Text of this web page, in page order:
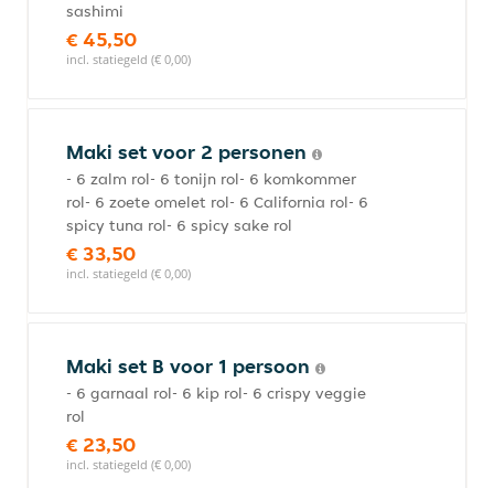
sashimi
€ 45,50
incl. statiegeld (€ 0,00)
Maki set voor 2 personen
- 6 zalm rol- 6 tonijn rol- 6 komkommer
rol- 6 zoete omelet rol- 6 California rol- 6
spicy tuna rol- 6 spicy sake rol
€ 33,50
incl. statiegeld (€ 0,00)
Maki set B voor 1 persoon
- 6 garnaal rol- 6 kip rol- 6 crispy veggie
rol
€ 23,50
incl. statiegeld (€ 0,00)